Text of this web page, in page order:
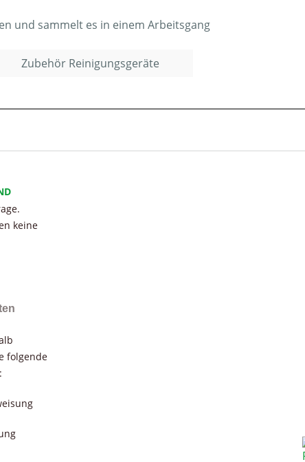
und sammelt es in einem Arbeitsgang
Zubehör Reinigungsgeräte
keine
folgende